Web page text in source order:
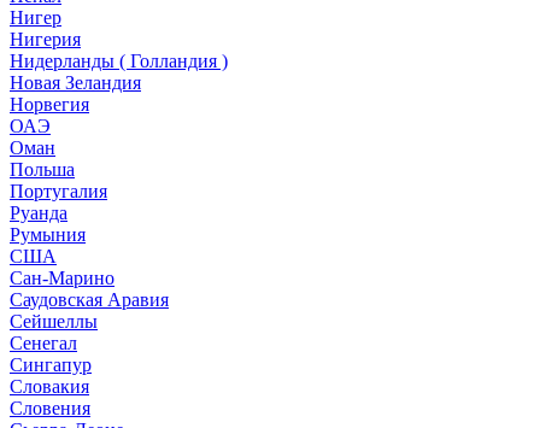
Нигер
Нигерия
Нидерланды ( Голландия )
Новая Зеландия
Норвегия
ОАЭ
Оман
Польша
Португалия
Руанда
Румыния
США
Сан-Марино
Саудовская Аравия
Сейшеллы
Сенегал
Сингапур
Словакия
Словения